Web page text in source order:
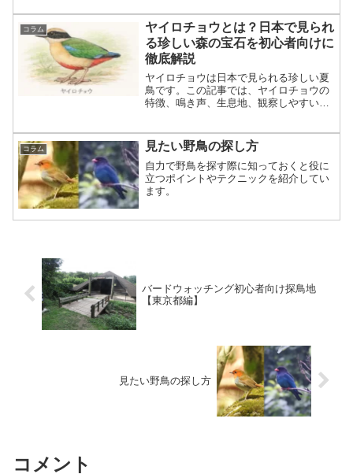
すく紹介します。
コラム
ヤイロチョウとは？日本で見られ
る珍しい森の宝石を初心者向けに
徹底解説
ヤイロチョウは日本で見られる珍しい夏
鳥です。この記事では、ヤイロチョウの
特徴、鳴き声、生息地、観察しやすい時
コラム 見たい野鳥の探し方
自力で野鳥を探す際に知っておくと役に
立つポイントやテクニックを紹介してい
ます。
バードウォッチング初心者向け探鳥地
【東京都編】
見たい野鳥の探し方
コメント